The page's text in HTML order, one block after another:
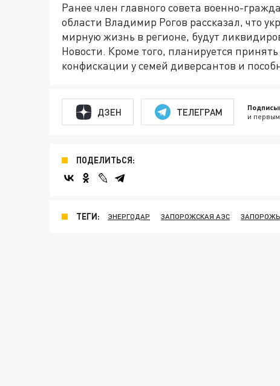
Ранее член главного совета военно-
области Владимир Рогов рассказал, что
мирную жизнь в регионе, будут
Новости. Кроме того, планируется
конфискации у семей диверсантов и
ДЗЕН ТЕЛЕГРАМ и
ПОДЕЛИТЬСЯ:
ТЕГИ: ЭНЕРГОДАР ЗАПОРОЖСКАЯ АЭС